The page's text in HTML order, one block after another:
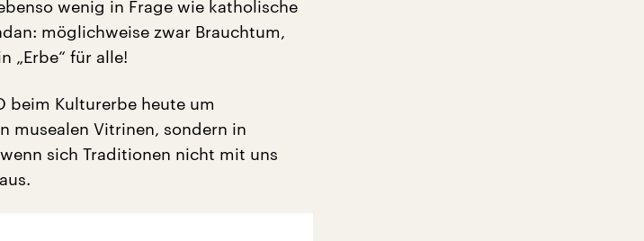
wenig in Frage wie katholische
möglichweise zwar Brauchtum,
„Erbe“ für alle!
beim Kulturerbe heute um
musealen Vitrinen, sondern in
sich Traditionen nicht mit uns